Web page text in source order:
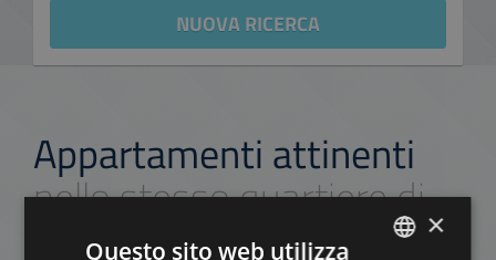
NUOVA RICERCA
Appartamenti attinenti
nello stesso quartiere di
Budapest ×
Questo sito web utilizza